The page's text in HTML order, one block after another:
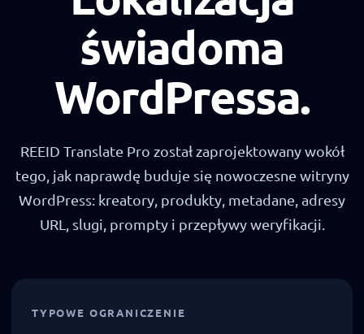
świadoma
WordPressa.
REEID Translate Pro został zaprojektowany wokół
tego, jak naprawdę buduje się nowoczesne witryny
WordPress: kreatory, produkty, metadane, adresy
URL, slugi, prompty i przepływy weryfikacji.
TYPOWE OGRANICZENIE